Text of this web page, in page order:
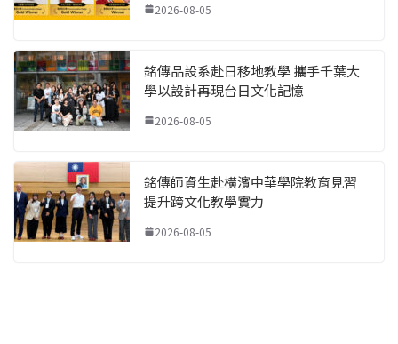
2026-08-05
銘傳品設系赴日移地教學 攜手千葉大
學以設計再現台日文化記憶
2026-08-05
銘傳師資生赴橫濱中華學院教育見習
提升跨文化教學實力
2026-08-05